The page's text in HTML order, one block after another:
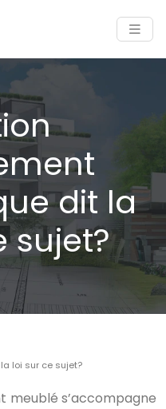
dit la
sujet?
loi sur ce sujet?
meublé s’accompagne